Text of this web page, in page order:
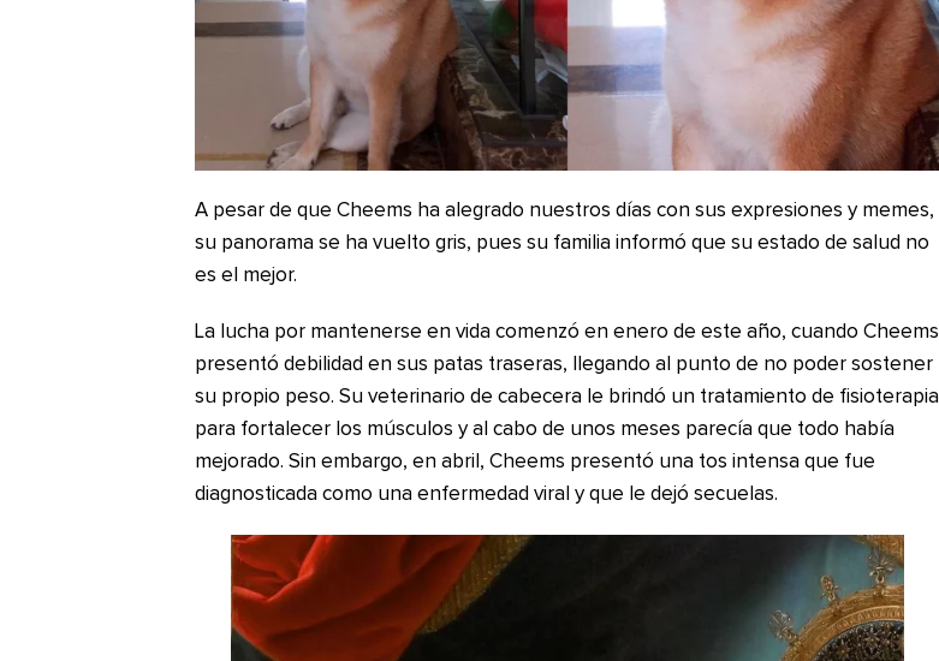
A pesar de que Cheems ha alegrado nuestros días con sus expresiones y memes,
su panorama se ha vuelto gris, pues su familia informó que su estado de salud no
es el mejor.
La lucha por mantenerse en vida comenzó en enero de este año, cuando Cheems
presentó debilidad en sus patas traseras, llegando al punto de no poder sostener
su propio peso. Su veterinario de cabecera le brindó un tratamiento de fisioterapia
para fortalecer los músculos y al cabo de unos meses parecía que todo había
mejorado. Sin embargo, en abril, Cheems presentó una tos intensa que fue
diagnosticada como una enfermedad viral y que le dejó secuelas.